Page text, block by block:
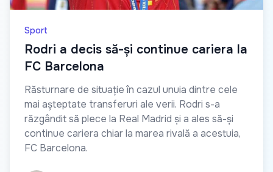
Sport
Rodri a decis să-și continue cariera la
FC Barcelona
Răsturnare de situație în cazul unuia dintre cele
mai așteptate transferuri ale verii. Rodri s-a
răzgândit să plece la Real Madrid și a ales să-și
continue cariera chiar la marea rivală a acestuia,
FC Barcelona.